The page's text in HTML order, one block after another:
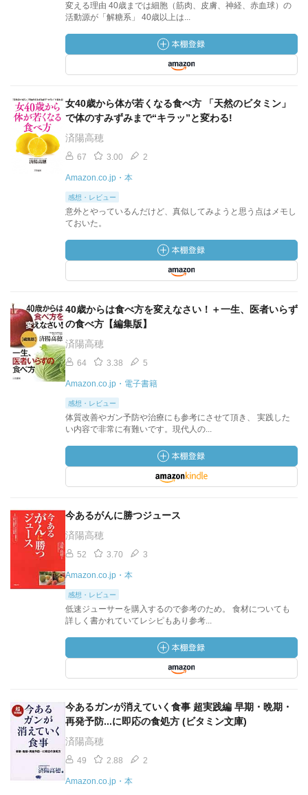
変える理由 40歳までは細胞（筋肉、皮膚、神経、赤血球）の
活動源が「解糖系」 40歳以上は...
女40歳から体が若くなる食べ方 「天然のビタミン」
で体のすみずみまで“キラッ”と変わる!
済陽高穂
67 3.00 2
Amazon.co.jp・本
感想・レビュー
意外とやっているんだけど、真似してみようと思う点はメモし
ておいた。
40歳からは食べ方を変えなさい！＋一生、医者いらず
の食べ方【編集版】
済陽高穂
64 3.38 5
Amazon.co.jp・電子書籍
感想・レビュー
体質改善やガン予防や治療にも参考にさせて頂き、 実践した
い内容で非常に有難いです。現代人の...
今あるがんに勝つジュース
済陽高穂
52 3.70 3
Amazon.co.jp・本
感想・レビュー
低速ジューサーを購入するので参考のため。 食材についても
詳しく書かれていてレシピもあり参考...
今あるガンが消えていく食事 超実践編 早期・晩期・
再発予防...に即応の食処方 (ビタミン文庫)
済陽高穂
49 2.88 2
Amazon.co.jp・本